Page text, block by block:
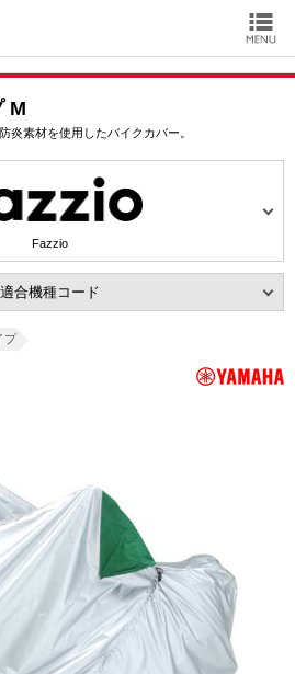
M
炎素材を使用したバイクカバー。
Fazzio
適合機種コード
プ